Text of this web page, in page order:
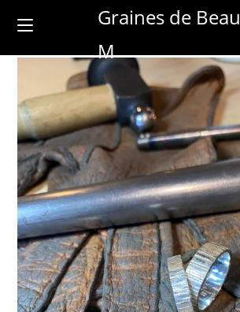
Graines de Beau
M